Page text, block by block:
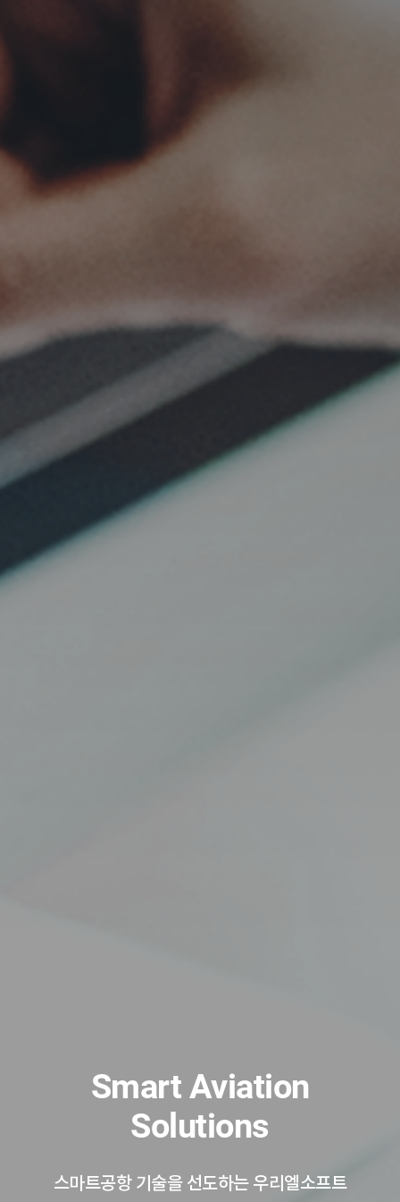
The Best Partner
of Aviation Systems
Smart Aviation
Solutions
스마트공항 기술을 선도하는 우리엘소프트